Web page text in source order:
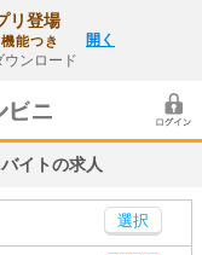
リ登場
能つき
ンロード
開く
イトの求人